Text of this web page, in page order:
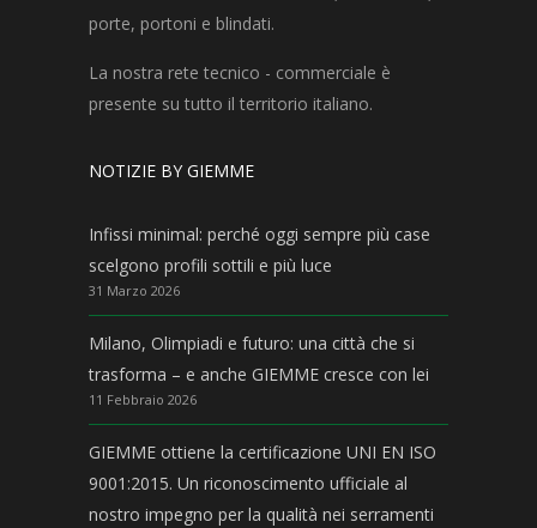
porte, portoni e blindati.
La nostra rete tecnico - commerciale è
presente su tutto il territorio italiano.
NOTIZIE BY GIEMME
Infissi minimal: perché oggi sempre più case
scelgono profili sottili e più luce
31 Marzo 2026
Milano, Olimpiadi e futuro: una città che si
trasforma – e anche GIEMME cresce con lei
11 Febbraio 2026
GIEMME ottiene la certificazione UNI EN ISO
9001:2015. Un riconoscimento ufficiale al
nostro impegno per la qualità nei serramenti